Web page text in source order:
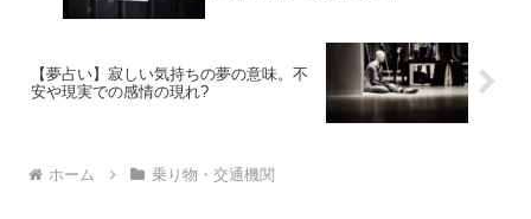
【夢占い】寂しい気持ちの夢の意味。不
安や現実での感情の現れ?
ホーム 乗り物・交通機関